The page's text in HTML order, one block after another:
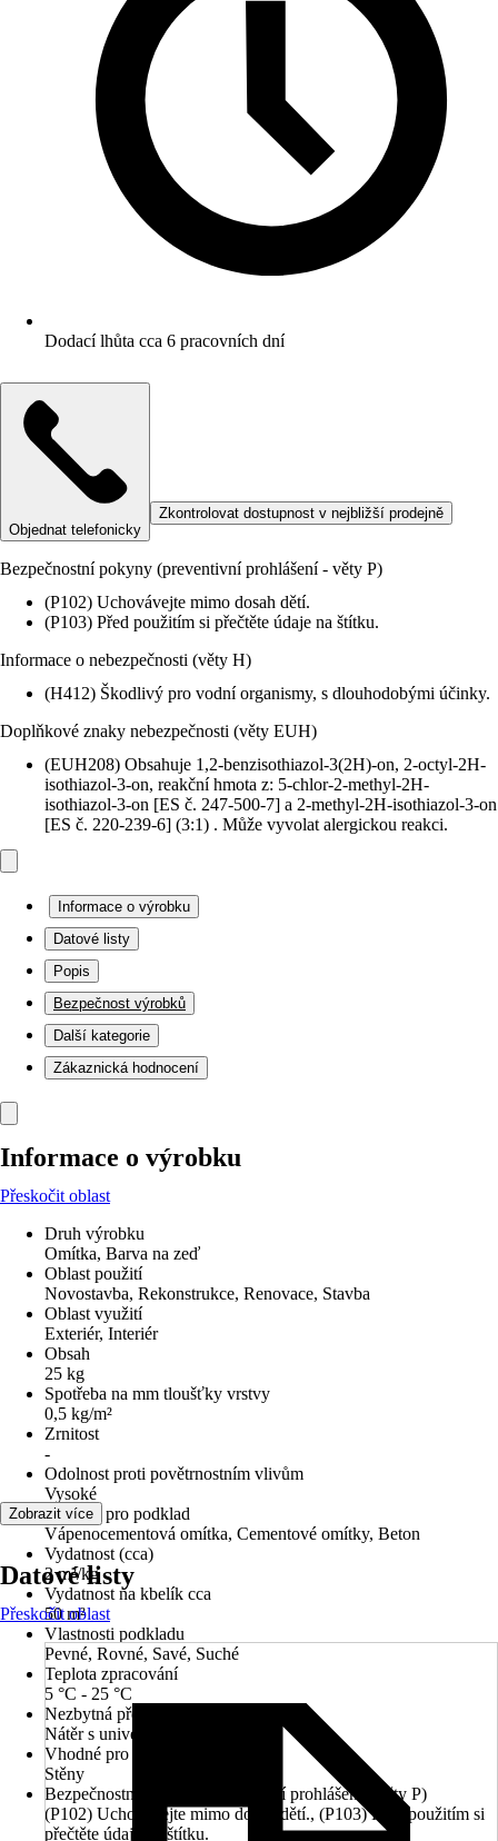
Dodací lhůta cca 6 pracovních dní
Objednat telefonicky
Zkontrolovat dostupnost v nejbližší prodejně
Bezpečnostní pokyny (preventivní prohlášení - věty P)
(P102) Uchovávejte mimo dosah dětí.
(P103) Před použitím si přečtěte údaje na štítku.
Informace o nebezpečnosti (věty H)
(H412) Škodlivý pro vodní organismy, s dlouhodobými účinky.
Doplňkové znaky nebezpečnosti (věty EUH)
(EUH208) Obsahuje 1,2-benzisothiazol-3(2H)-on, 2-octyl-2H-
isothiazol-3-on, reakční hmota z: 5-chlor-2-methyl-2H-
isothiazol-3-on [ES č. 247-500-7] a 2-methyl-2H-isothiazol-3-on
[ES č. 220-239-6] (3:1) . Může vyvolat alergickou reakci.
Informace o výrobku
Datové listy
Popis
Bezpečnost výrobků
Další kategorie
Zákaznická hodnocení
Informace o výrobku
Přeskočit oblast
Druh výrobku
Omítka, Barva na zeď
Oblast použití
Novostavba, Rekonstrukce, Renovace, Stavba
Oblast využití
Exteriér, Interiér
Obsah
25 kg
Spotřeba na mm tloušťky vrstvy
0,5 kg/m²
Zrnitost
-
Odolnost proti povětrnostním vlivům
Vysoké
Vhodné pro podklad
Vápenocementová omítka, Cementové omítky, Beton
Vydatnost (cca)
2 m²/kg
Vydatnost na kbelík cca
50 m²
Vlastnosti podkladu
Pevné, Rovné, Savé, Suché
Teplota zpracování
5 °C - 25 °C
Nezbytná předúprava
Nátěr s univerzální penetrací
Vhodné pro
Stěny
Bezpečnostní pokyny (preventivní prohlášení - věty P)
(P102) Uchovávejte mimo dosah dětí., (P103) Před použitím si
přečtěte údaje na štítku.
Zobrazit více
Datové listy
Přeskočit oblast